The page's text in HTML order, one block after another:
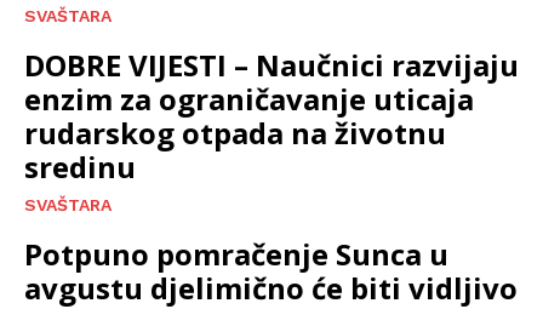
SVAŠTARA
DOBRE VIJESTI – Naučnici razvijaju
enzim za ograničavanje uticaja
rudarskog otpada na životnu
sredinu
SVAŠTARA
Potpuno pomračenje Sunca u
avgustu djelimično će biti vidljivo